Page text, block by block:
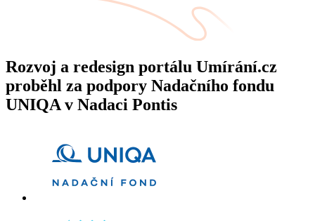
Rozvoj a redesign portálu Umírání.cz
proběhl za podpory Nadačního fondu
UNIQA v Nadaci Pontis